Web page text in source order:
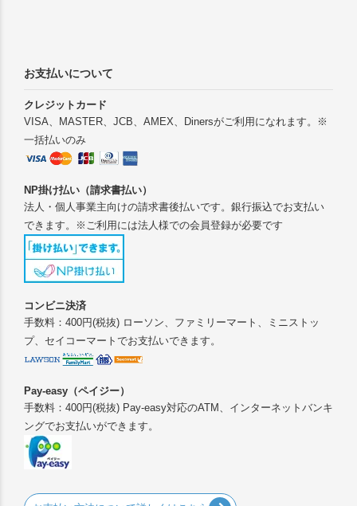
お支払いについて
クレジットカード
VISA、MASTER、JCB、AMEX、Dinersがご利用になれます。※
一括払いのみ
NP掛け払い（請求書払い）
法人・個人事業主向けの請求書後払いです。銀行振込でお支払い
できます。※ご利用には法人様での会員登録が必要です
コンビニ決済
手数料：400円(税抜) ローソン、ファミリーマート、ミニストッ
プ、セイコーマートでお支払いできます。
Pay-easy（ペイジー）
手数料：400円(税抜) Pay-easy対応のATM、インターネットバンキ
ングでお支払いができます。